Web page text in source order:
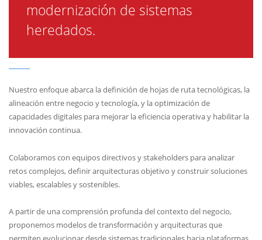
modernización de sistemas
heredados.
Nuestro enfoque abarca la definición de hojas de ruta tecnológicas, la
alineación entre negocio y tecnología, y la optimización de
capacidades digitales para mejorar la eficiencia operativa y habilitar la
innovación continua.
Colaboramos con equipos directivos y stakeholders para analizar
retos complejos, definir arquitecturas objetivo y construir soluciones
viables, escalables y sostenibles.
A partir de una comprensión profunda del contexto del negocio,
proponemos modelos de transformación y arquitecturas que